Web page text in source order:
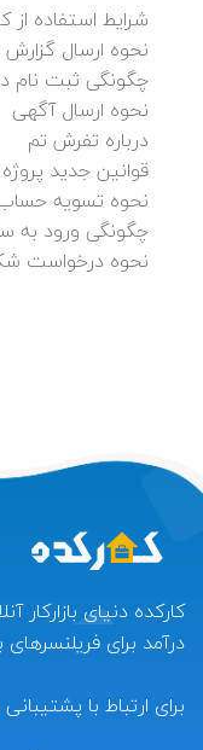
شرایط استفاده از
نحوه ارسال گزارش
چگونگی ثبت نام
نحوه ارسال آگهی
درباره تفرش تم
قوانین جدید
نحوه تسویه
چگونگی ورود به
نحوه درخواست
کارکده دنیای
درآمد برای
برای ارتباط با